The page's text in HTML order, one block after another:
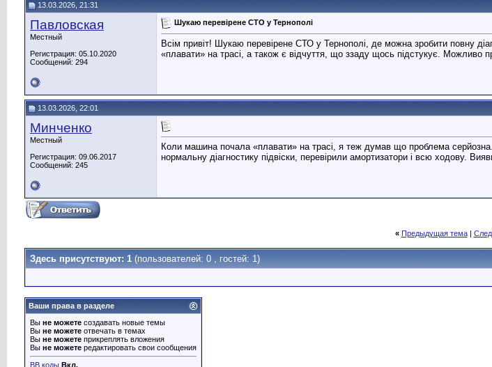
13.03.2026, 21:31
Павловская
Местный
Регистрация: 05.10.2020
Сообщений: 294
Шукаю перевірене СТО у Тернополі
Всім привіт! Шукаю перевірене СТО у Тернополі, де можна зробити повну
«плавати» на трасі, а також є відчуття, що ззаду щось підстукує. Можливо
13.03.2026, 22:01
Минченко
Местный
Регистрация: 09.06.2017
Сообщений: 245
Коли машина почала «плавати» на трасі, я теж думав що проблема
нормальну діагностику підвіски, перевірили амортизатори і всю ходову.
« Предыдущая тема|
Здесь присутствуют: 1 (пользователей: 0 , гостей: 1)
Ваши права в разделе
Вы не можете создавать новые темы
Вы не можете отвечать в темах
Вы не можете прикреплять вложения
Вы не можете редактировать свои сообщения
BB коды Вкл.